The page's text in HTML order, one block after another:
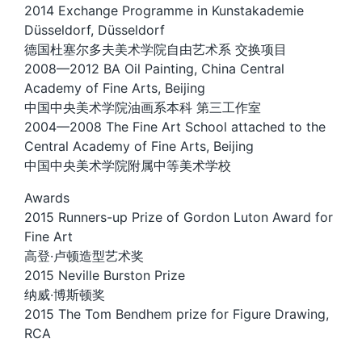
2014 Exchange Programme in Kunstakademie
Düsseldorf, Düsseldorf
德国杜塞尔多夫美术学院自由艺术系 交换项目
2008—2012 BA Oil Painting, China Central
Academy of Fine Arts, Beijing
中国中央美术学院油画系本科 第三工作室
2004—2008 The Fine Art School attached to the
Central Academy of Fine Arts, Beijing
中国中央美术学院附属中等美术学校
Awards
2015 Runners-up Prize of Gordon Luton Award for
Fine Art
高登·卢顿造型艺术奖
2015 Neville Burston Prize
纳威·博斯顿奖
2015 The Tom Bendhem prize for Figure Drawing,
RCA